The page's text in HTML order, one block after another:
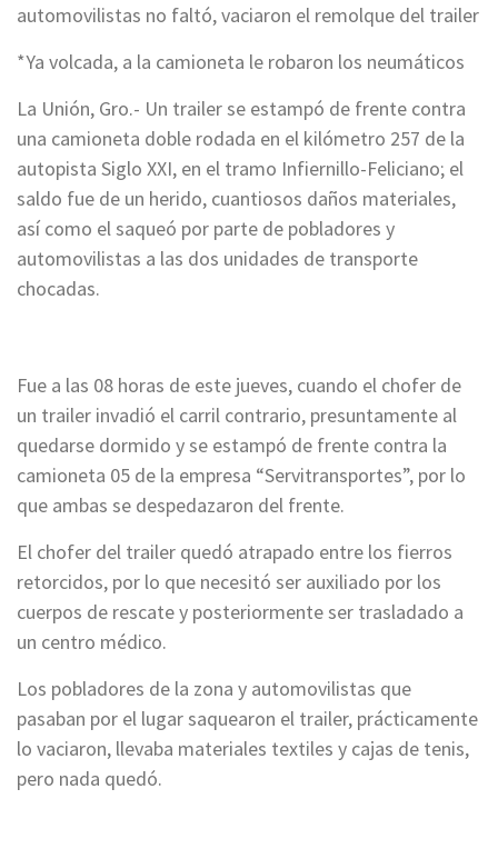
automovilistas no faltó, vaciaron el remolque del trailer
*Ya volcada, a la camioneta le robaron los neumáticos
La Unión, Gro.- Un trailer se estampó de frente contra
una camioneta doble rodada en el kilómetro 257 de la
autopista Siglo XXI, en el tramo Infiernillo-Feliciano; el
saldo fue de un herido, cuantiosos daños materiales,
así como el saqueó por parte de pobladores y
automovilistas a las dos unidades de transporte
chocadas.
Fue a las 08 horas de este jueves, cuando el chofer de
un trailer invadió el carril contrario, presuntamente al
quedarse dormido y se estampó de frente contra la
camioneta 05 de la empresa “Servitransportes”, por lo
que ambas se despedazaron del frente.
El chofer del trailer quedó atrapado entre los fierros
retorcidos, por lo que necesitó ser auxiliado por los
cuerpos de rescate y posteriormente ser trasladado a
un centro médico.
Los pobladores de la zona y automovilistas que
pasaban por el lugar saquearon el trailer, prácticamente
lo vaciaron, llevaba materiales textiles y cajas de tenis,
pero nada quedó.